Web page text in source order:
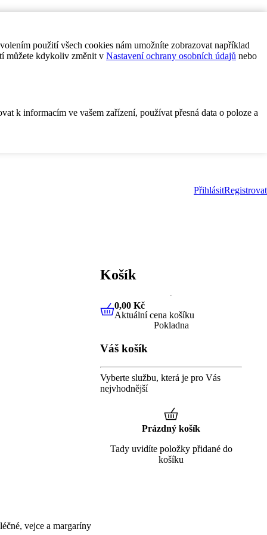
použití všech cookies nám umožníte zobrazovat například
můžete kdykoliv změnit v Nastavení ochrany osobních údajů nebo
k informacím ve vašem zařízení, používat přesná data o poloze a
PřihlásitRegistrovat
vejce a margaríny
Košík
0,00 KčAktuální cena košíku
0,00 Kč
Aktuální cena košíku
Pokladna
Váš košík
Vyberte službu, která je pro Vás
nejvhodnější
Prázdný košík
Tady uvidíte položky přidané do
košíku